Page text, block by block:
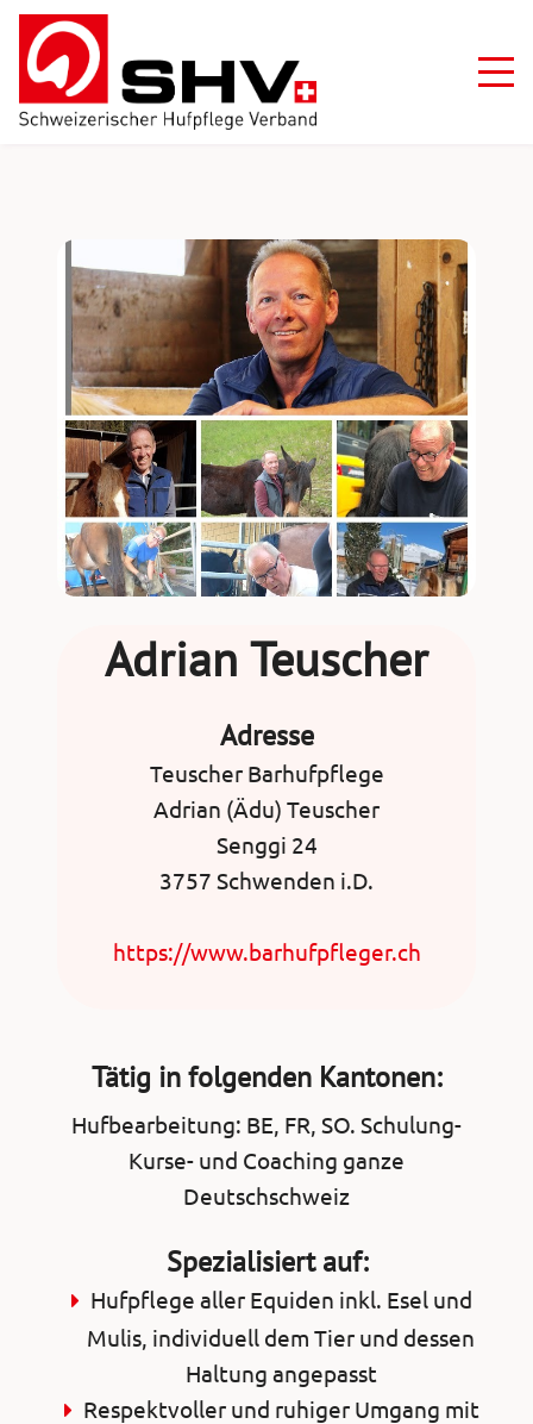
Adrian Teuscher
Adresse
Teuscher Barhufpflege
Adrian (Ädu) Teuscher
Senggi 24
3757 Schwenden i.D.
https://www.barhufpfleger.ch
Tätig in folgenden Kantonen:
Hufbearbeitung: BE, FR, SO. Schulung-
Kurse- und Coaching ganze
Deutschschweiz
Spezialisiert auf:
Hufpflege aller Equiden inkl. Esel und
Mulis, individuell dem Tier und dessen
Haltung angepasst
Respektvoller und ruhiger Umgang mit